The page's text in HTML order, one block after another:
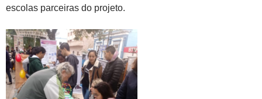
escolas parceiras do projeto.